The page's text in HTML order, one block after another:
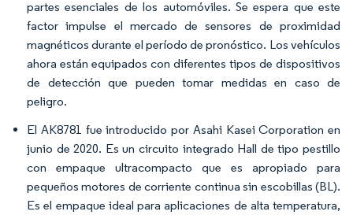
partes esenciales de los automóviles. Se espera que este
factor impulse el mercado de sensores de proximidad
magnéticos durante el período de pronóstico. Los vehículos
ahora están equipados con diferentes tipos de dispositivos
de detección que pueden tomar medidas en caso de
peligro.
El AK8781 fue introducido por Asahi Kasei Corporation en
junio de 2020. Es un circuito integrado Hall de tipo pestillo
con empaque ultracompacto que es apropiado para
pequeños motores de corriente continua sin escobillas (BL).
Es el empaque ideal para aplicaciones de alta temperatura,